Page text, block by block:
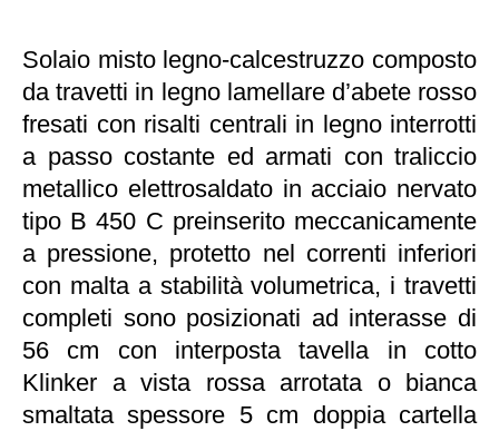
Solaio misto legno-calcestruzzo composto
da travetti in legno lamellare d’abete rosso
fresati con risalti centrali in legno interrotti
a passo costante ed armati con traliccio
metallico elettrosaldato in acciaio nervato
tipo B 450 C preinserito meccanicamente
a pressione, protetto nel correnti inferiori
con malta a stabilità volumetrica, i travetti
completi sono posizionati ad interasse di
56 cm con interposta tavella in cotto
Klinker a vista rossa arrotata o bianca
smaltata spessore 5 cm doppia cartella